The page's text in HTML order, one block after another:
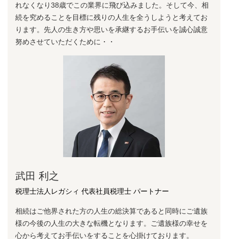
れなくなり38歳でこの業界に⾶び込みました。そして今、相
続を究めることを⽬標に残りの⼈⽣を全うしようと考えてお
ります。先⼈の⽣き⽅や思いを承継するお⼿伝いを誠⼼誠意
努めさせていただくために・・
武田 利之
税理士法人レガシィ 代表社員税理士 パートナー
相続はご他界された方の人生の総決算であると同時にご遺族
様の今後の人生の大きな転機となります。ご遺族様の幸せを
心から考えてお手伝いをすることを心掛けております。